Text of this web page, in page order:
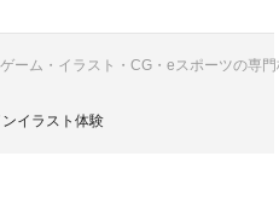
ーム・イラスト・CG・eスポーツの専
イラスト体験